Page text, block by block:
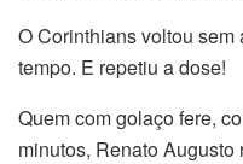
O Corinthians voltou
tempo. E repetiu a dose!
Quem com golaço fere,
minutos, Renato